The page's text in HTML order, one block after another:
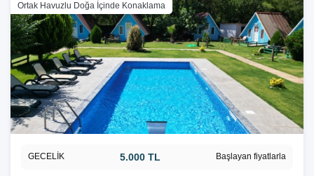
Ortak Havuzlu Doğa İçinde Konaklama
GECELİK 5.000 TL Başlayan fiyatlarla